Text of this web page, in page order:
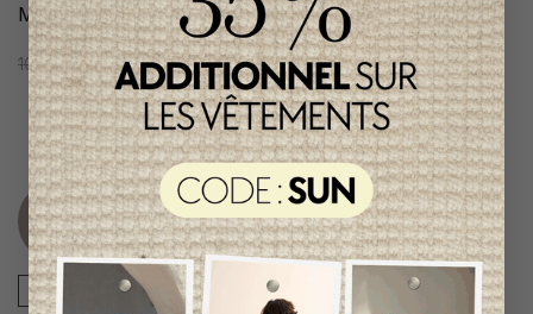
Manteau Petit Indi Garçon
105,95$CA 53,95$CA
Manteau, Petit Indi,
Unisexe, BK.93.46, AH23
96,95$CA 48,95$CA
Item
unique
-49%
Item
unique